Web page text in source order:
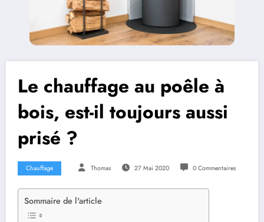
Le chauffage au poêle à
bois, est-il toujours aussi
prisé ?
Chauffage Thomas 27 Mai 2020 0 Commentaires
Sommaire de l'article